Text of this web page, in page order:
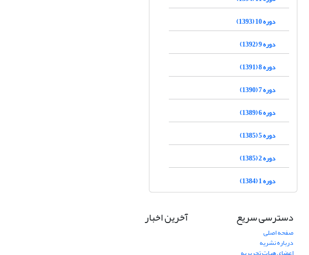
دوره 10 (1393)
دوره 9 (1392)
دوره 8 (1391)
دوره 7 (1390)
دوره 6 (1389)
دوره 5 (1385)
دوره 2 (1385)
دوره 1 (1384)
دسترسی سریع
صفحه اصلی
درباره نشریه
آخرین اخبار